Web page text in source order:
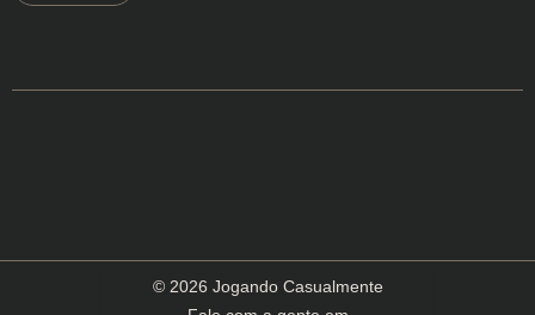
© 2026 Jogando Casualmente